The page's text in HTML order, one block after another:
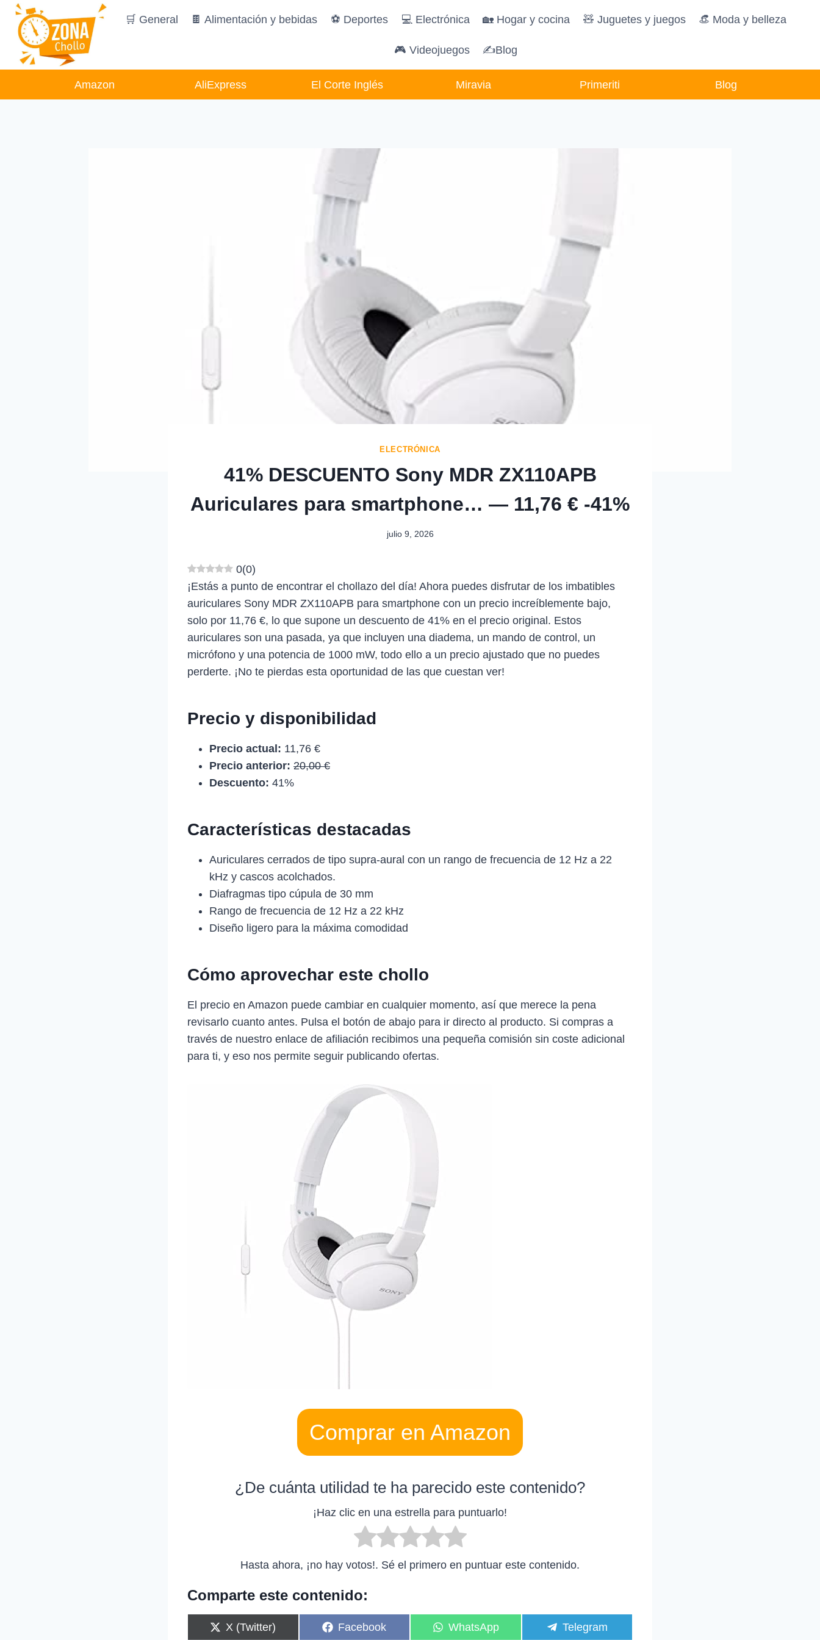
Saltar
contenido
🛒 General 🍫 Alimentación y bebidas ️⚽️ Deportes 💻 Electrónica 🏡 Hogar y cocina 🧸️ Juguetes y juegos 👒 Moda y belleza
🎮 Videojuegos ✍Blog
Amazon AliExpress El Corte Inglés Miravia Primeriti Blog
ELECTRÓNICA
41% DESCUENTO Sony MDR ZX110APB
Auriculares para smartphone… — 11,76 € -41%
julio 9, 2026
0(0)
¡Estás a punto de encontrar el chollazo del día! Ahora puedes disfrutar de los imbatibles
auriculares Sony MDR ZX110APB para smartphone con un precio increíblemente bajo,
solo por 11,76 €, lo que supone un descuento de 41% en el precio original. Estos
auriculares son una pasada, ya que incluyen una diadema, un mando de control, un
micrófono y una potencia de 1000 mW, todo ello a un precio ajustado que no puedes
perderte. ¡No te pierdas esta oportunidad de las que cuestan ver!
Precio y disponibilidad
Precio actual: 11,76 €
Precio anterior: 20,00 €
Descuento: 41%
Características destacadas
Auriculares cerrados de tipo supra-aural con un rango de frecuencia de 12 Hz a 22
kHz y cascos acolchados.
Diafragmas tipo cúpula de 30 mm
Rango de frecuencia de 12 Hz a 22 kHz
Diseño ligero para la máxima comodidad
Cómo aprovechar este chollo
El precio en Amazon puede cambiar en cualquier momento, así que merece la pena
revisarlo cuanto antes. Pulsa el botón de abajo para ir directo al producto. Si compras a
través de nuestro enlace de afiliación recibimos una pequeña comisión sin coste adicional
para ti, y eso nos permite seguir publicando ofertas.
Comprar en Amazon
¿De cuánta utilidad te ha parecido este contenido?
¡Haz clic en una estrella para puntuarlo!
Hasta ahora, ¡no hay votos!. Sé el primero en puntuar este contenido.
Comparte este contenido:
C
X (Twitter)
C
Facebook
C
WhatsApp
C
Telegram